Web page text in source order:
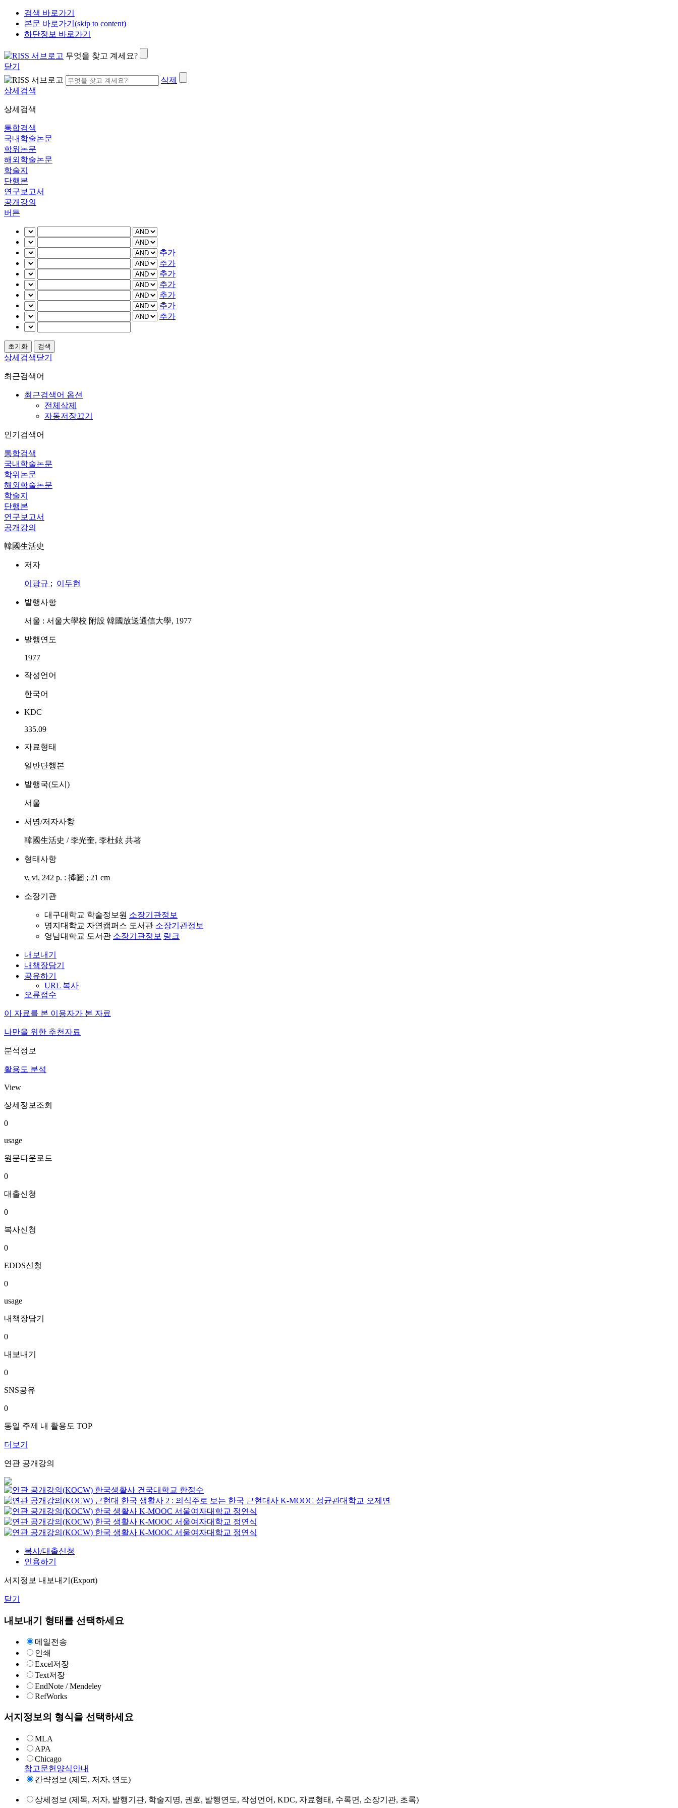
검색 바로가기
본문 바로가기(skip to content)
하단정보 바로가기
무엇을 찾고 계세요?
닫기
삭제
상세검색
상세검색
통합검색
국내학술논문
학위논문
해외학술논문
학술지
단행본
연구보고서
공개강의
버튼
추가
추가
추가
추가
추가
추가
추가
상세검색닫기
최근검색어
최근검색어 옵션
전체삭제
자동저장끄기
인기검색어
통합검색
국내학술논문
학위논문
해외학술논문
학술지
단행본
연구보고서
공개강의
韓國生活史
저자
이광규 ; 이두현
발행사항
서울 : 서울大學校 附設 韓國放送通信大學, 1977
발행연도
1977
작성언어
한국어
KDC
335.09
자료형태
일반단행본
발행국(도시)
서울
서명/저자사항
韓國生活史 / 李光奎, 李杜鉉 共著
형태사항
v, vi, 242 p. : 揷圖 ; 21 cm
소장기관
대구대학교 학술정보원 소장기관정보
명지대학교 자연캠퍼스 도서관 소장기관정보
영남대학교 도서관 소장기관정보 링크
내보내기
내책장담기
공유하기
URL 복사
오류접수
이 자료를 본 이용자가 본 자료
나만을 위한 추천자료
분석정보
활용도 분석
View
상세정보조회
0
usage
원문다운로드
0
대출신청
0
복사신청
0
EDDS신청
0
usage
내책장담기
0
내보내기
0
SNS공유
0
동일 주제 내 활용도 TOP
더보기
연관 공개강의
한국생활사 건국대학교 한정수
근현대 한국 생활사 2 : 의식주로 보는 한국 근현대사 K-MOOC 성균관대학교 오제연
한국 생활사 K-MOOC 서울여자대학교 정연식
한국 생활사 K-MOOC 서울여자대학교 정연식
한국 생활사 K-MOOC 서울여자대학교 정연식
복사/대출신청
인용하기
서지정보 내보내기(Export)
닫기
내보내기 형태를 선택하세요
메일전송
인쇄
Excel저장
Text저장
EndNote / Mendeley
RefWorks
서지정보의 형식을 선택하세요
MLA
APA
Chicago
참고문헌양식안내
간략정보 (제목, 저자, 연도)
상세정보 (제목, 저자, 발행기관, 학술지명, 권호, 발행연도, 작성언어, KDC, 자료형태, 수록면, 소장기관, 초록)